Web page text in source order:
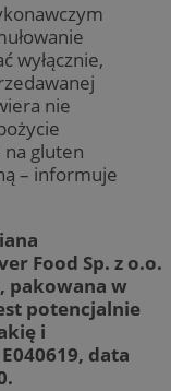
wyłącznie,
nie
gluten
– informuje
Food Sp. z o.o.
pakowana w
potencjalnie
i
data